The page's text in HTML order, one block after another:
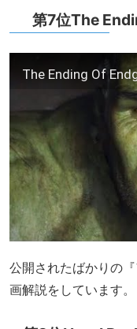
第7位The
The Ending Of
公開されたばかりの
画解説をしています。